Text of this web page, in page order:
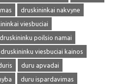
druskininkai nakvyne
viesbuciai
druskininku poilsio namai
druskininku viesbuciai kainos
duru apvadai
duru ispardavimas